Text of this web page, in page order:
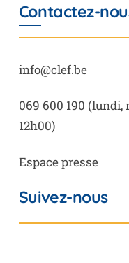
Contactez-
info@clef.be
069 600 190 (lundi,
12h00)
Espace presse
Suivez-nous